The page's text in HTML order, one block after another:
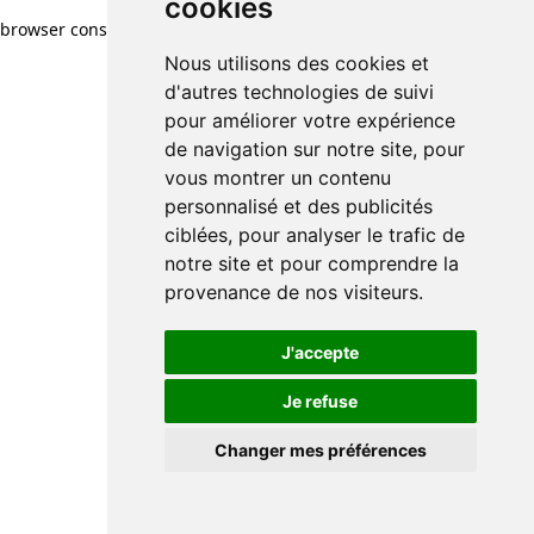
cookies
Nous utilisons des cookies et
d'autres technologies de suivi
pour améliorer votre expérience
de navigation sur notre site, pour
vous montrer un contenu
personnalisé et des publicités
ciblées, pour analyser le trafic de
notre site et pour comprendre la
provenance de nos visiteurs.
J'accepte
Je refuse
Changer mes préférences
browser console for more information)